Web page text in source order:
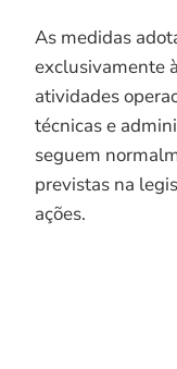
As medidas
exclusivamente
atividades
técnicas e
seguem
previstas na
ações.